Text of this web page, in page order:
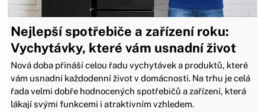
Nejlepší spotřebiče a zařízení roku:
Vychytávky, které vám usnadní život
Nová doba přináší celou řadu vychytávek a produktů, které
vám usnadní každodenní život v domácnosti. Na trhu je celá
řada velmi dobře hodnocených spotřebičů a zařízení, která
lákají svými funkcemi i atraktivním vzhledem.